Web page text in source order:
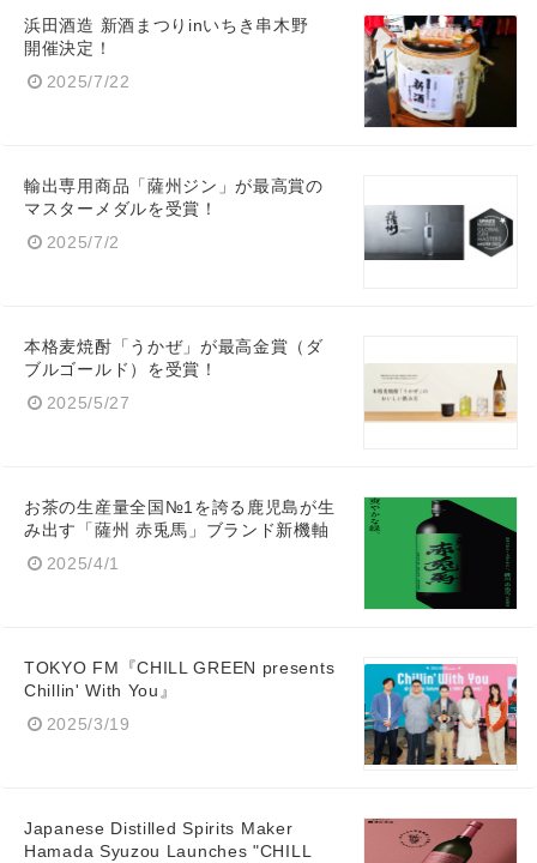
浜田酒造 新酒まつりinいちき串木野
開催決定！
2025/7/22
輸出専用商品「薩州ジン」が最高賞の
マスターメダルを受賞！
2025/7/2
本格麦焼酎「うかぜ」が最高金賞（ダ
ブルゴールド）を受賞！
2025/5/27
お茶の生産量全国№1を誇る鹿児島が生
み出す「薩州 赤兎馬」ブランド新機軸
2025/4/1
TOKYO FM『CHILL GREEN presents
Chillin' With You』
2025/3/19
Japanese Distilled Spirits Maker
Hamada Syuzou Launches "CHILL